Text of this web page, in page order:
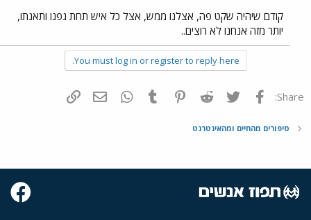
קודם שיהיה שקט פה, אצלנו ממש, אצל כל איש תחת גפנו ותאנתו,
יותר מזה אנחנו לא רוצים..
You must log in or register to reply here.
Share: פייסבוק Twitter
Reddit
Pinterest
Tumblr
WhatsAppדואר אלקטרוני
סיפורים מהחיים ומהאינטרנט